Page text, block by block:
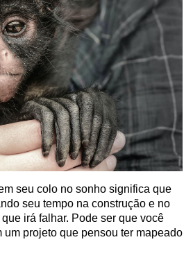
seu colo no sonho significa que
seu tempo na construção e no
irá falhar. Pode ser que você
um projeto que pensou ter mapeado